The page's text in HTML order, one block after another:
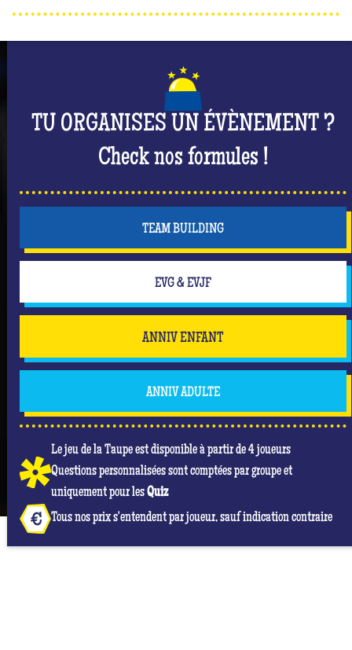
TU ORGANISES UN ÉVÈNEMENT ?
Check nos formules !
TEAM BUILDING
EVG & EVJF
ANNIV ENFANT
ANNIV ADULTE
Le jeu de la Taupe est disponible à partir de 4 joueurs
Questions personnalisées sont comptées par groupe et
uniquement pour lesQuiz
Tous nos prix s'entendent par joueur, sauf indication contraire